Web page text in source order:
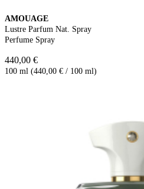
AMOUAGE
Lustre Parfum Nat. Spray
Perfume Spray
440,00 €
100 ml (440,00 € / 100 ml)